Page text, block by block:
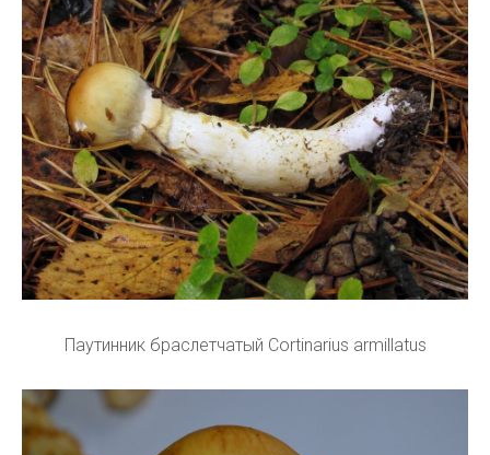
Паутинник браслетчатый Cortinarius armillatus